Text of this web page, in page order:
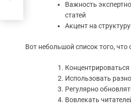
Важность
статей
Акцент на
Вот небольшой список того, что
Использовать
Регулярно
Вовлекать